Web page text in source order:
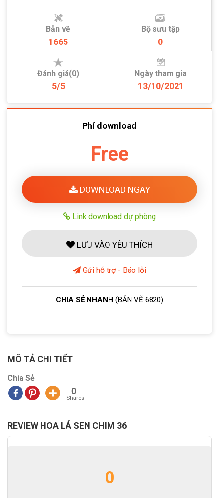
Bản vẽ
1665
Bộ sưu tập
0
Đánh giá(0)
5/5
Ngày tham gia
13/10/2021
Phí download
Free
DOWNLOAD NGAY
Link download dự phòng
LƯU VÀO YÊU THÍCH
Gửi hỗ trợ - Báo lỗi
CHIA SẺ NHANH (BẢN VẼ 6820)
MÔ TẢ CHI TIẾT
Chia Sẻ
0
Shares
REVIEW HOA LÁ SEN CHIM 36
0